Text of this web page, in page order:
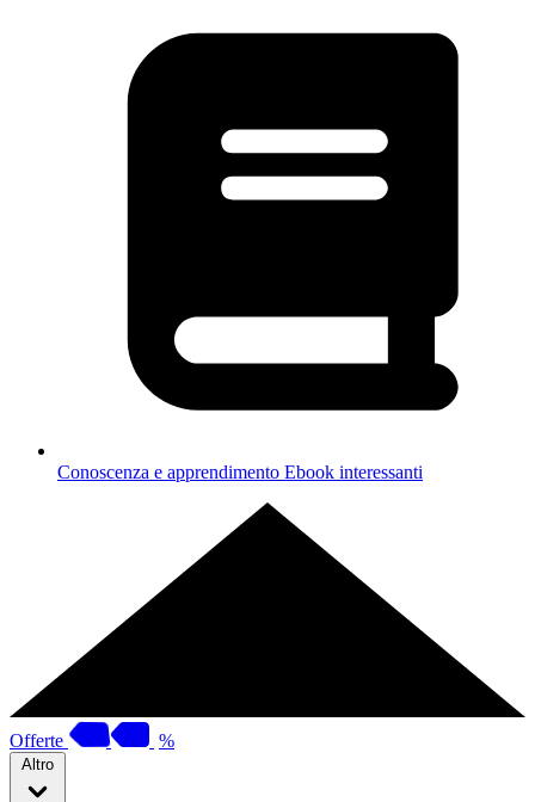
Conoscenza e apprendimento Ebook interessanti
Offerte %
Altro